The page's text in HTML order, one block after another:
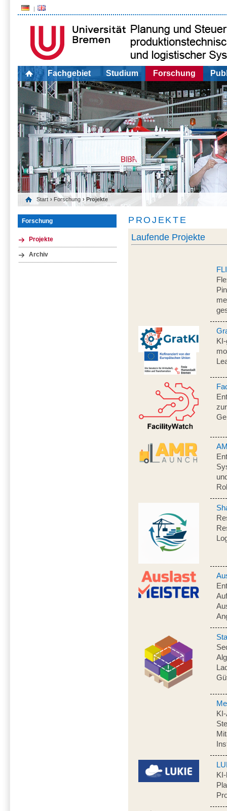
Fachgebiet Studium Forschung
Start › Forschung › Projekte
Forschung
Projekte
Archiv
PROJEKTE
Laufende Projekte